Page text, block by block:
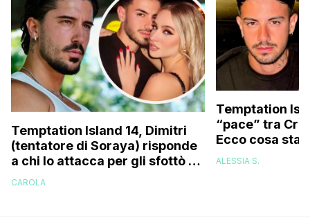
Temptation Island 14, Dimitri
(tentatore di Soraya) risponde
a chi lo attacca per gli sfottò a
Cristian sull’argomento
CAROLA
Temptation
“pace” tra
Ecco cosa sta
ALESSIA S.